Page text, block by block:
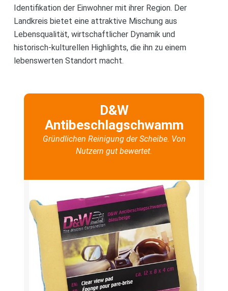
Identifikation der Einwohner mit ihrer Region. Der
Landkreis bietet eine attraktive Mischung aus
Lebensqualität, wirtschaftlicher Dynamik und
historisch-kulturellen Highlights, die ihn zu einem
lebenswerten Standort macht.
D&W
Antibeschlagschwamm
Gründlichen Reinigung der Scheibe. Von
Nutzern gut bewertet.